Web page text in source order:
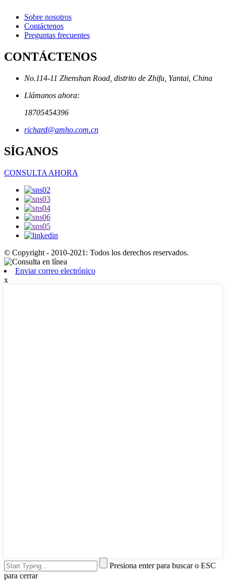
Sobre nosotros
Contáctenos
Preguntas frecuentes
CONTÁCTENOS
No.114-11 Zhenshan Road, distrito de Zhifu, Yantai, China
Llámanos ahora:
18705454396
richard@amho.com.cn
SÍGANOS
CONSULTA AHORA
© Copyright - 2010-2021: Todos los derechos reservados.
Enviar correo electrónico
x
Presiona enter para buscar o ESC
para cerrar